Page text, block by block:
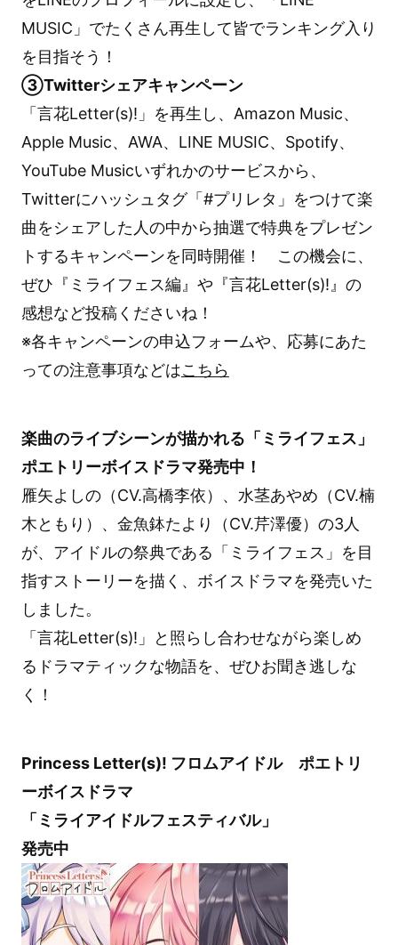
MUSIC」でたくさん再生して皆でランキング入り
を目指そう！
③Twitterシェアキャンペーン
「言花Letter(s)!」を再生し、Amazon Music、
Apple Music、AWA、LINE MUSIC、Spotify、
YouTube Musicいずれかのサービスから、
Twitterにハッシュタグ「#プリレタ」をつけて楽
曲をシェアした人の中から抽選で特典をプレゼン
トするキャンペーンを同時開催！ この機会に、
ぜひ『ミライフェス編』や『言花Letter(s)!』の
感想など投稿くださいね！
※各キャンペーンの申込フォームや、応募にあた
っての注意事項などはこちら
楽曲のライブシーンが描かれる「ミライフェス」
ポエトリーボイスドラマ発売中！
雁矢よしの（CV.高橋李依）、水茎あやめ（CV.楠
木ともり）、金魚鉢たより（CV.芹澤優）の3人
が、アイドルの祭典である「ミライフェス」を目
指すストーリーを描く、ボイスドラマを発売いた
しました。
「言花Letter(s)!」と照らし合わせながら楽しめ
るドラマティックな物語を、ぜひお聞き逃しな
く！
Princess Letter(s)! フロムアイドル ポエトリ
ーボイスドラマ
「ミライアイドルフェスティバル」
発売中